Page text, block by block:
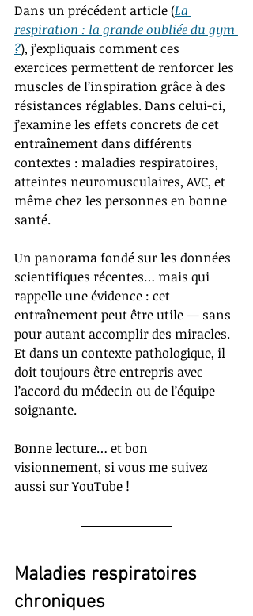
Dans un précédent article (La
respiration : la grande oubliée du gym
?), j’expliquais comment ces
exercices permettent de renforcer les
muscles de l’inspiration grâce à des
résistances réglables. Dans celui-ci,
j’examine les effets concrets de cet
entraînement dans différents
contextes : maladies respiratoires,
atteintes neuromusculaires, AVC, et
même chez les personnes en bonne
santé.
Un panorama fondé sur les données
scientifiques récentes… mais qui
rappelle une évidence : cet
entraînement peut être utile — sans
pour autant accomplir des miracles.
Et dans un contexte pathologique, il
doit toujours être entrepris avec
l’accord du médecin ou de l’équipe
soignante.
Bonne lecture… et bon
visionnement, si vous me suivez
aussi sur YouTube !
Maladies respiratoires
chroniques